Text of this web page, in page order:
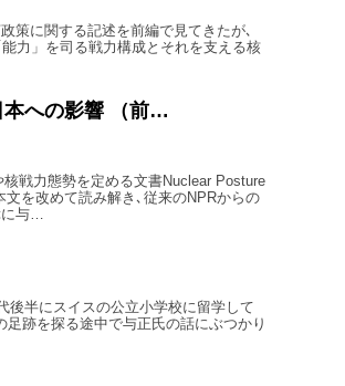
策に関する記述を前編で見てきたが､
力」を司る戦力構成とそれを支える核
本への影響 （前…
戦力態勢を定める文書Nuclear Posture
を改めて読み解き､従来のNPRからの
に与…
後半にスイスの公立小学校に留学して
跡を探る途中で与正氏の話にぶつかり